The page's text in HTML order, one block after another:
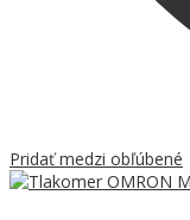
Pridať medzi obľúbené